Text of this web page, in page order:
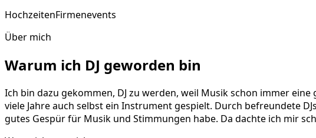
HochzeitenFirmenevents
Über mich
Warum ich DJ geworden bin
Ich bin dazu gekommen, DJ zu werden, weil Musik schon immer
viele Jahre auch selbst ein Instrument gespielt. Durch befreundete
gutes Gespür für Musik und Stimmungen habe. Da dachte ich mir